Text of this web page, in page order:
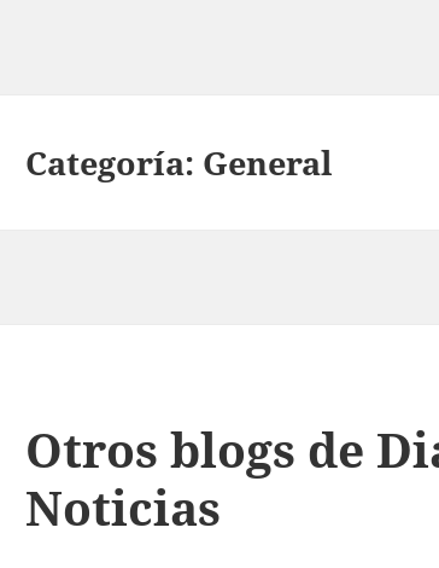
Categoría: General
Otros blogs de
Noticias